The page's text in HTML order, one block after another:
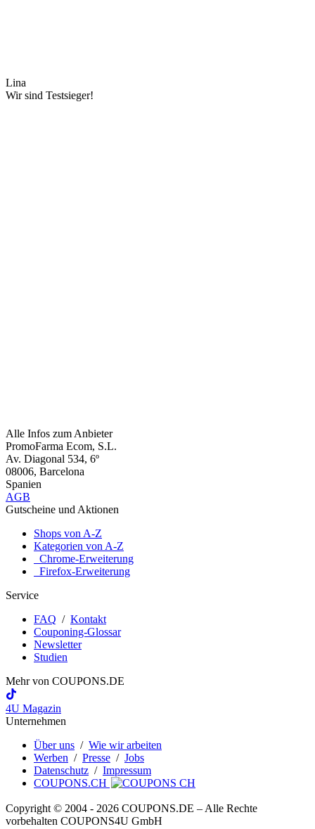
Lina
Wir sind Testsieger!
Alle Infos zum Anbieter
PromoFarma Ecom, S.L.
Av. Diagonal 534, 6º
08006, Barcelona
Spanien
AGB
Gutscheine und Aktionen
Shops von A-Z
Kategorien von A-Z
Chrome-Erweiterung
Firefox-Erweiterung
Service
FAQ / Kontakt
Couponing-Glossar
Newsletter
Studien
Mehr von COUPONS.DE
4U Magazin
Unternehmen
Über uns / Wie wir arbeiten
Werben / Presse / Jobs
Datenschutz / Impressum
COUPONS.CH
Copyright © 2004 ‐ 2026 COUPONS.DE – Alle Rechte
vorbehalten COUPONS4U GmbH